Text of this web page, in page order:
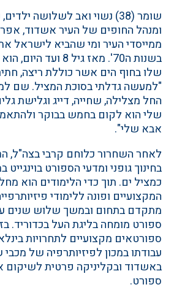
שומר (38) נשוי ואב לשלושה
ומנהל החופים של העיר אשדוד,
ממייסדי העיר ומי שהביא לישראל
בשנות ה70'. מאז גיל
שלו בחוף הים אשר כוללת ריצה,
"למעשה גדלתי בסוכת המציל. שם
החל מצלילה, שחייה, דייג וגלישת
שלי הוא לקום בחמש בבוקר
אבא שלי".
לאחר השחרור כלוחם קרבי בצה"ל,
בחינוך גופני ומדעי הספורט
כמציל ים. תוך כדי הלימודים הוא
המקצועיים ופונה ללימודי
מתקדם בתחום ובמשך שלוש שנים
ספורט מומחה בליגת העל בכדוריד.
ספורטאים מקצועיים לתחרויות
עבודתו במכון לפיזיותרפיה של מכבי
באשדוד ובקליניקה פרטית לשיקום
ספורט.